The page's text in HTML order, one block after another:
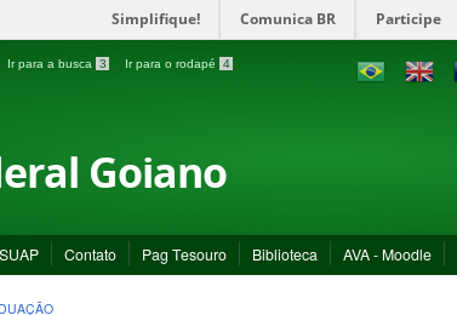
Simplifique! Comunica BR Participe
Ir para a busca 3 Ir para o rodapé 4
Goiano
SUAP Contato Pag Tesouro Biblioteca AVA - Moodle